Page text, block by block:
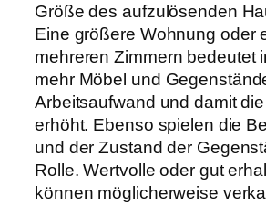
Größe des aufzulösenden
Eine größere Wohnung oder
mehreren Zimmern bedeutet
mehr Möbel und
Arbeitsaufwand und damit
erhöht. Ebenso spielen die
und der Zustand der
Rolle. Wertvolle oder gut
können möglicherweise